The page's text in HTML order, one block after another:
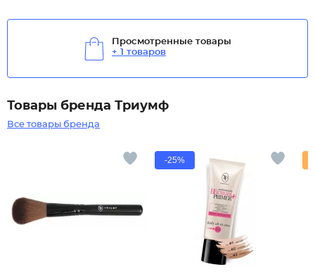
Просмотренные товары
+ 1 товаров
Товары бренда Триумф
Все товары бренда
-25%